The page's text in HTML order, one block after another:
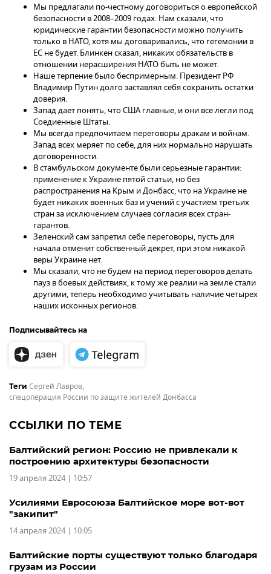
Мы предлагали по-честному договориться о европейской
безопасности в 2008–2009 годах. Нам сказали, что
юридические гарантии безопасности можно получить
только в НАТО, хотя мы договаривались, что гегемонии в
ЕС не будет. Блинкен сказал, никаких обязательств в
отношении нерасширения НАТО быть не может.
Наше терпение было беспримерным. Президент РФ
Владимир Путин долго заставлял себя сохранить остатки
доверия.
Запад дает понять, что США главные, и они все легли под
Соедиенные Штаты.
Мы всегда предпочитаем переговоры дракам и войнам.
Запад всех меряет по себе, для них нормально нарушать
договоренности.
В стамбульском документе были серьезные гарантии:
применение к Украине пятой статьи, но без
распространения на Крым и Донбасс, что на Украине не
будет никаких военных баз и учений с участием третьих
стран за исключением случаев согласия всех стран-
гарантов.
Зеленский сам запретил себе переговоры, пусть для
начала отменит собственный декрет, при этом никакой
веры Украине нет.
Мы сказали, что не будем на период переговоров делать
пауз в боевых действиях, к тому же реалии на земле стали
другими, теперь необходимо учитывать наличие четырех
наших исконных регионов.
Подписывайтесь на
Теги Сергей Лавров,
спецоперация России по защите жителей Донбасса
ССЫЛКИ ПО ТЕМЕ
Балтийский регион: Россию не привлекали к
построению архитектуры безопасности
19 апреля 2024 | 10:57
Усилиями Евросоюза Балтийское море вот-вот
"закипит"
14 апреля 2024 | 10:05
Балтийские порты существуют только благодаря
грузам из России